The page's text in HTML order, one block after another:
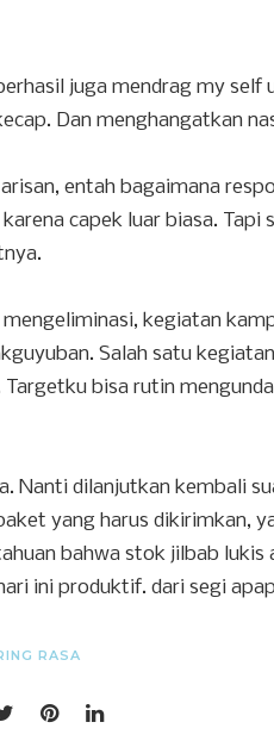
juga mendrag my self
Dan menghangatkan
entah bagaimana
capek luar biasa.
mengeliminasi, kegiatan
Salah satu
bisa rutin
Nanti dilanjutkan kembali
yang harus dikirimkan,
bahwa stok jilbab lukis
ini produktif. dari segi
RASA